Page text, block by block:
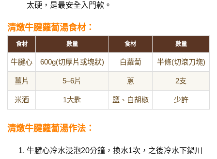
太硬，是最安全入門款。
清燉牛腱蘿蔔湯食材：
食材 數量 食材 數量
牛腱心 600g(切厚片或塊狀) 白蘿蔔 半條(切滾刀塊)
薑片 5–6片 蔥 2支
米酒 1大匙 鹽、白胡椒 少許
清燉牛腱蘿蔔湯作法：
牛腱心冷水浸泡20分鐘，換水1次，之後冷水下鍋川